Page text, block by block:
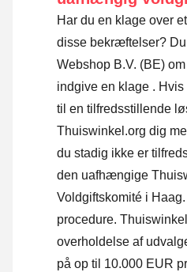
Har du en klage over
disse bekræftelser?
Webshop B.V. (BE)
indgive en klage . Hvis
til en tilfredsstillende
Thuiswinkel.org dig
du stadig ikke er
den uafhængige
Voldgiftskomité i Haag.
procedure.
overholdelse af
på op til 10.000 EUR